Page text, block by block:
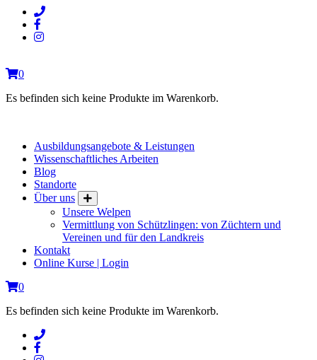
0
Es befinden sich keine Produkte im Warenkorb.
Ausbildungsangebote & Leistungen
Wissenschaftliches Arbeiten
Blog
Standorte
Über uns
Unsere Welpen
Vermittlung von Schützlingen: von Züchtern und
Vereinen und für den Landkreis
Kontakt
Online Kurse | Login
0
Es befinden sich keine Produkte im Warenkorb.